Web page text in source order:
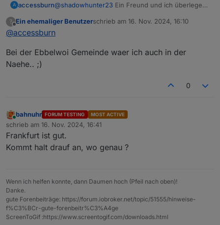
A accessburn@shadowhunter23 Ein Freund und ich überlegen
? Ein ehemaliger Benutzerschrieb am 16. Nov. 2024, 16:10
zuletzt editiert von
@accessburn
Bei der Ebbelwoi Gemeinde waer ich auch in der
Naehe.. ;)
0
Online
bahnuhr FORUM TESTING MOST ACTIVE
schrieb am 16. Nov. 2024, 16:41
zuletzt editiert von
Frankfurt ist gut.
Kommt halt drauf an, wo genau ?
Wenn ich helfen konnte, dann Daumen hoch (Pfeil nach oben)!
Danke.
gute Forenbeiträge: https://forum.iobroker.net/topic/51555/hinweise-
f%C3%BCr-gute-forenbeitr%C3%A4ge
ScreenToGif :https://www.screentogif.com/downloads.html